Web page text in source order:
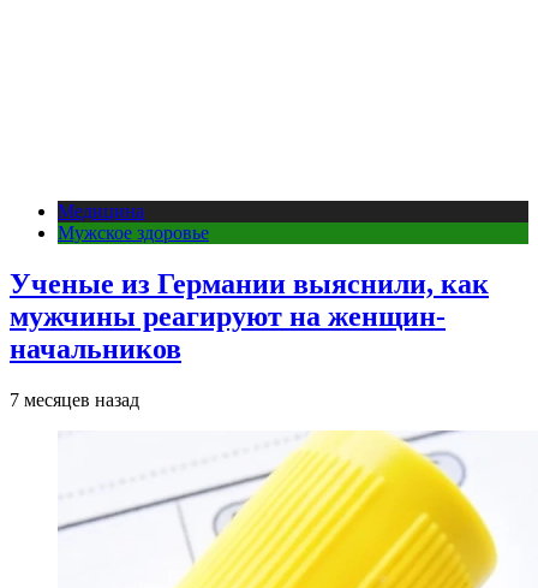
Медицина
Мужское здоровье
Ученые из Германии выяснили, как
мужчины реагируют на женщин-
начальников
7 месяцев назад